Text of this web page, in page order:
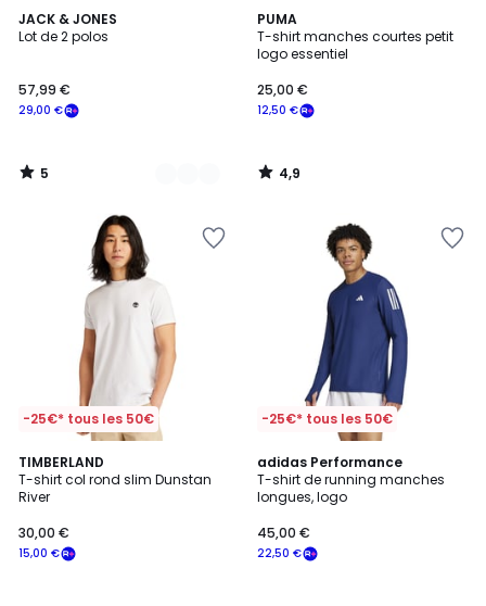
JACK & JONES
Lot de 2 polos
29,00 €
57,99 €
5
/
2
Couleurs
5
/
PUMA
T-shirt manches courtes petit
logo essentiel
12,50 €
25,00 €
4,9
/ 5
4,9
/
-25€* tous les 50€
TIMBERLAND
T-shirt col rond slim Dunstan
River
15,00 €
30,00 €
4,9
/ 5
-25€* tous les 50€
adidas Performance
T-shirt de running manches
longues, logo
22,50 €
45,00 €
4,8
/ 5
3
Couleurs